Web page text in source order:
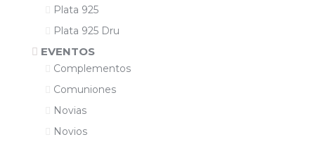
Plata 925
Plata 925 Dru
EVENTOS
Complementos
Comuniones
Novias
Novios